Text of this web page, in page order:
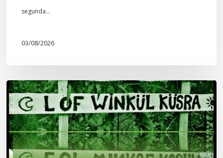
segunda…
03/08/2026
Lof
Winkül
Küsra
convoca
a